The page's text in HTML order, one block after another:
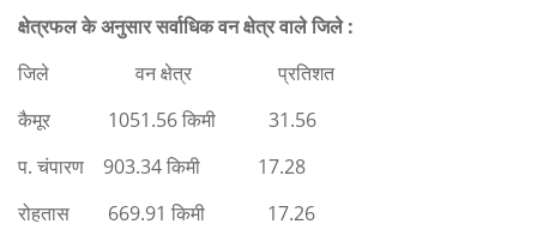
क्षेत्रफल के अनुसार सर्वाधिक वन क्षेत्र वाले जिले :
जिले वन क्षेत्र प्रतिशत
कैमूर 1051.56 किमी 31.56
प. चंपारण 903.34 किमी 17.28
रोहतास 669.91 किमी 17.26